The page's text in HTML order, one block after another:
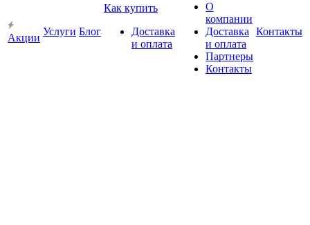
Акции
Услуги Блог
Как купить
Доставка
и оплата
О
компании
Доставка
и оплата
Партнеры
Контакты
Контакты